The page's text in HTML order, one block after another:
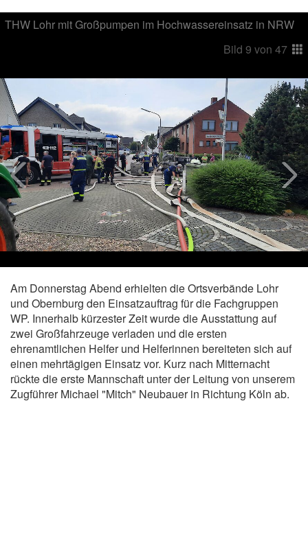
THW Lohr mit Großpumpen im Hochwassereinsatz in NRW
Bild 9 von 47
Am Donnerstag Abend erhielten die Ortsverbände Lohr
und Obernburg den Einsatzauftrag für die Fachgruppen
WP. Innerhalb kürzester Zeit wurde die Ausstattung auf
zwei Großfahrzeuge verladen und die ersten
ehrenamtlichen Helfer und Helferinnen bereiteten sich auf
einen mehrtägigen Einsatz vor. Kurz nach Mitternacht
rückte die erste Mannschaft unter der Leitung von unserem
Zugführer Michael "Mitch" Neubauer in Richtung Köln ab.